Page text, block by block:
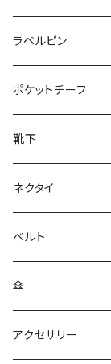
50/XL～
27cm～
28cm～
ラペルピン
ポケットチーフ
靴下
ネクタイ
ベルト
傘
アクセサリー